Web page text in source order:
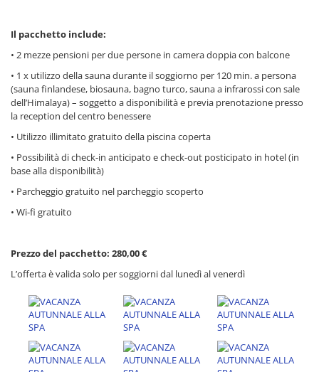
Il pacchetto include:
• 2 mezze pensioni per due persone in camera doppia con balcone
• 1 x utilizzo della sauna durante il soggiorno per 120 min. a persona
(sauna finlandese, biosauna, bagno turco, sauna a infrarossi con sale
dell’Himalaya) – soggetto a disponibilità e previa prenotazione presso
la reception del centro benessere
• Utilizzo illimitato gratuito della piscina coperta
• Possibilità di check-in anticipato e check-out posticipato in hotel (in
base alla disponibilità)
• Parcheggio gratuito nel parcheggio scoperto
• Wi-fi gratuito
Prezzo del pacchetto: 280,00 €
L’offerta è valida solo per soggiorni dal lunedì al venerdì